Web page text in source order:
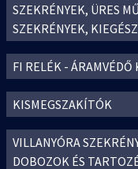
SZEKRÉNYEK, ÜRES
SZEKRÉNYEK,
FI RELÉK - ÁRAMVÉDŐ
KISMEGSZAKÍTÓK
VILLANYÓRA
DOBOZOK ÉS